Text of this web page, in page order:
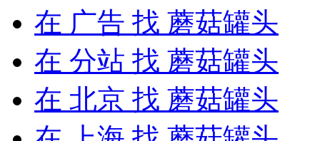
在 广告 找 蘑菇罐头
在 分站 找 蘑菇罐头
在 北京 找 蘑菇罐头